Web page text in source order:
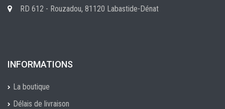
RD 612 - Rouzadou, 81120 Labastide-Dénat
INFORMATIONS
La boutique
Délais de livraison